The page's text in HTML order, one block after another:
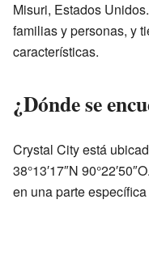
Misuri, Estados
familias y personas, y
características.
¿Dónde se
Crystal City está
38°13′17″N
en una parte